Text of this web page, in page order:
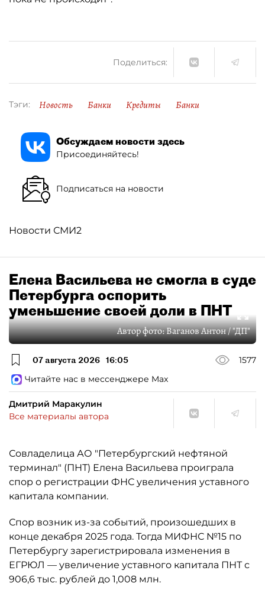
Поделиться:
Тэги: Новость Банки Кредиты Банки
Обсуждаем новости здесь
Присоединяйтесь!
Подписаться на новости
Новости СМИ2
Елена Васильева не смогла в суде
Петербурга оспорить
уменьшение своей доли в ПНТ
Автор фото:Ваганов Антон / "ДП"
07 августа 2026 16:05
1577
Читайте нас в мессенджере Max
Дмитрий Маракулин
Все материалы автора
Совладелица АО "Петербургский нефтяной
терминал" (ПНТ) Елена Васильева проиграла
спор о регистрации ФНС увеличения уставного
капитала компании.
Спор возник из-за событий, произошедших в
конце декабря 2025 года. Тогда МИФНС №15 по
Петербургу зарегистрировала изменения в
ЕГРЮЛ — увеличение уставного капитала ПНТ с
906,6 тыс. рублей до 1,008 млн.